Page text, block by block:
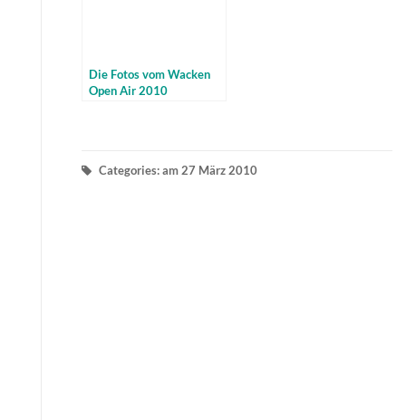
Die Fotos vom Wacken
Open Air 2010
Categories: am 27 März 2010